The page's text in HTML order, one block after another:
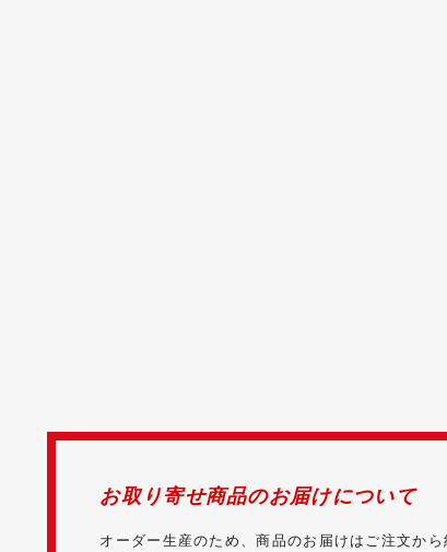
お取り寄せ商品のお届けについて
オーダー生産のため、商品のお届けはご注文か